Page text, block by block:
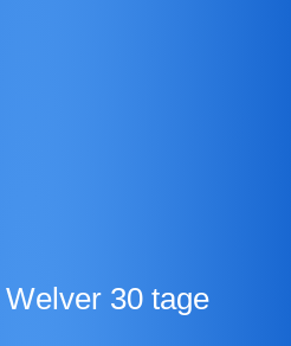
Welver 30 tage